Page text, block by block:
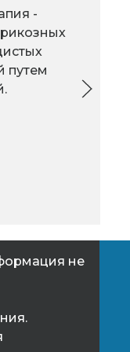
в
-
путем
не